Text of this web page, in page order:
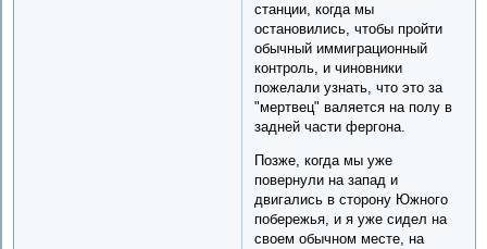
станции, когда мы
остановились, чтобы пройти
обычный иммиграционный
контроль, и чиновники
пожелали узнать, что это за
"мертвец" валяется на полу в
задней части фергона.
Позже, когда мы уже
повернули на запад и
двигались в сторону Южного
побережья, и я уже сидел на
своем обычном месте, на